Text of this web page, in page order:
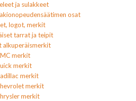
ja sulakkeet
osat
logot, merkit
tarrat ja teipit
alkuperäismerkit
merkit
merkit
merkit
merkit
merkit